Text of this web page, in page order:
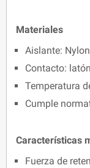
Materiales
Aislante:
Contacto:
Temperatura
Cumple
Características
Fuerza de